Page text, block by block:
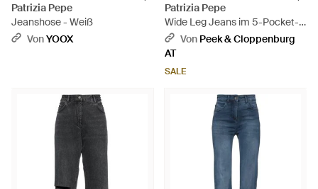
Patrizia Pepe
Jeanshose - Weiß
VonYOOX
Patrizia Pepe
Wide Leg Jeans im 5-Pocket-
Design - Blau
Von Peek & Cloppenburg
AT
SALE